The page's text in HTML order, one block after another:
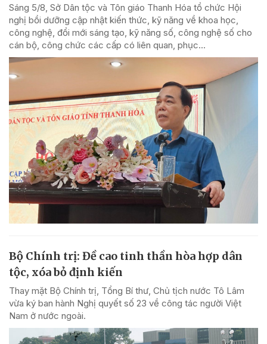
Sáng 5/8, Sở Dân tộc và Tôn giáo Thanh Hóa tổ chức Hội
nghị bồi dưỡng cập nhật kiến thức, kỹ năng về khoa học,
công nghệ, đổi mới sáng tạo, kỹ năng số, công nghệ số cho
cán bộ, công chức các cấp có liên quan, phục...
Bộ Chính trị: Đề cao tinh thần hòa hợp dân
tộc, xóa bỏ định kiến
Thay mặt Bộ Chính trị, Tổng Bí thư, Chủ tịch nước Tô Lâm
vừa ký ban hành Nghị quyết số 23 về công tác người Việt
Nam ở nước ngoài.